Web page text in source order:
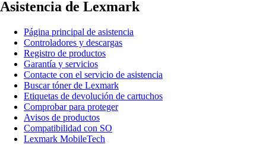
Asistencia de Lexmark
Página principal de asistencia
Controladores y descargas
Registro de productos
Garantía y servicios
Contacte con el servicio de asistencia
Buscar tóner de Lexmark
Etiquetas de devolución de cartuchos
Comprobar para proteger
Avisos de productos
Compatibilidad con SO
Lexmark MobileTech